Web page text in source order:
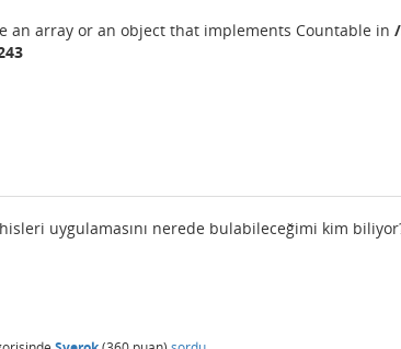
an array or an object that implements Countable in
uygulamasını nerede bulabileceğimi kim